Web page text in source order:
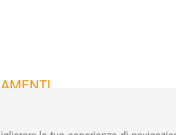
PayPal e